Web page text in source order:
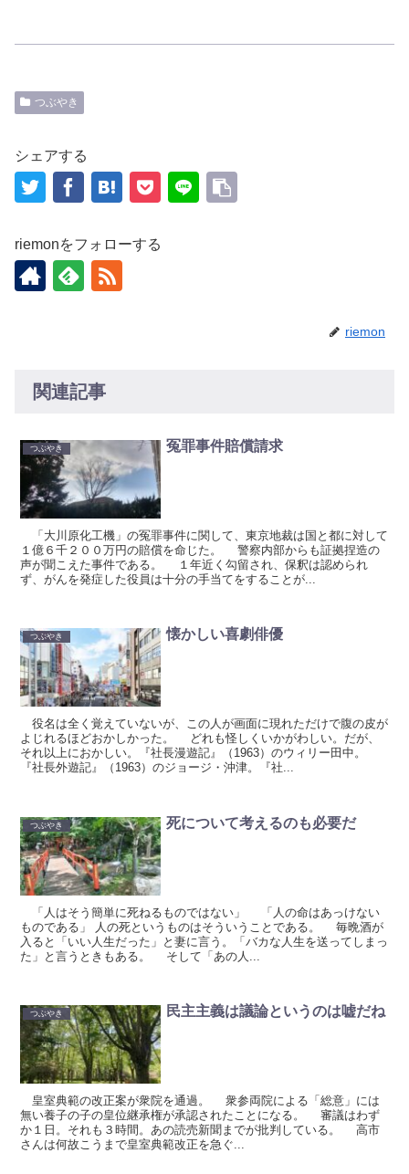
つぶやき
シェアする
riemonをフォローする
riemon
関連記事
つぶやき 冤罪事件賠償請求
「大川原化工機」の冤罪事件に関して、東京地裁は国と都に対して
１億６千２００万円の賠償を命じた。 警察内部からも証拠捏造の
声が聞こえた事件である。 １年近く勾留され、保釈は認められ
ず、がんを発症した役員は十分の手当てをすることが...
つぶやき 懐かしい喜劇俳優
役名は全く覚えていないが、この人が画面に現れただけで腹の皮が
よじれるほどおかしかった。 どれも怪しくいかがわしい。だが、
それ以上におかしい。『社長漫遊記』（1963）のウィリー田中。
『社長外遊記』（1963）のジョージ・沖津。『社...
つぶやき 死について考えるのも必要だ
「人はそう簡単に死ねるものではない」 「人の命はあっけない
ものである」 人の死というものはそういうことである。 毎晩酒が
入ると「いい人生だった」と妻に言う。「バカな人生を送ってしまっ
た」と言うときもある。 そして「あの人...
つぶやき 民主主義は議論というのは嘘だね
皇室典範の改正案が衆院を通過。 衆参両院による「総意」には
無い養子の子の皇位継承権が承認されたことになる。 審議はわず
か１日。それも３時間。あの読売新聞までが批判している。 高市
さんは何故こうまで皇室典範改正を急ぐ...